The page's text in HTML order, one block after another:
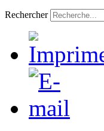
Rechercher